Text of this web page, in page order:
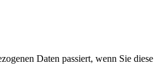
Daten passiert, wenn Sie